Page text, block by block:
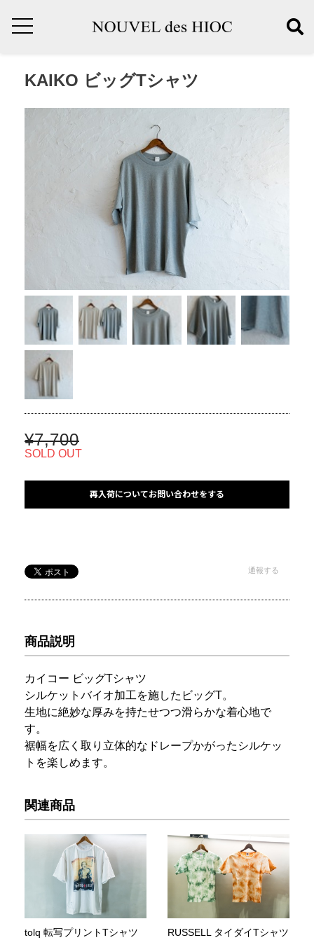
KAIKO ビッグTシャツ
¥7,700
SOLD OUT
再入荷についてお問い合わせをする
通報する
商品説明
カイコー ビッグTシャツ
シルケットバイオ加工を施したビッグT。
生地に絶妙な厚みを持たせつつ滑らかな着心地で
す。
裾幅を広く取り立体的なドレープかがったシルケッ
トを楽しめます。
関連商品
tolq 転写プリントTシャツ RUSSELL タイダイTシャツ